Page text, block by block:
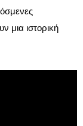
μια ιστορική